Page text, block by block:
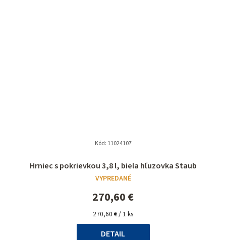
Hrniec s pokrievkou 3,8 l, biela hľuzovka Staub
VYPREDANÉ
270,60 €
Jednotková
cena:
270,60 € / 1 ks
DETAIL
Kód: 11024107